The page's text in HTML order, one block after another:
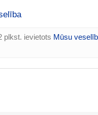
plkst. ievietots Mūsu